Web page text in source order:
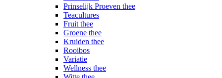
Prinselijk Proeven thee
Teacultures
Fruit thee
Groene thee
Kruiden thee
Rooibos
Variatie
Wellness thee